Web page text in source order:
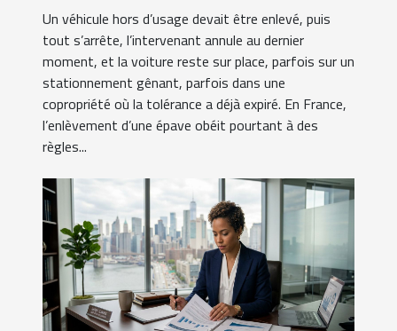
Un véhicule hors d’usage devait être enlevé, puis
tout s’arrête, l’intervenant annule au dernier
moment, et la voiture reste sur place, parfois sur un
stationnement gênant, parfois dans une
copropriété où la tolérance a déjà expiré. En France,
l’enlèvement d’une épave obéit pourtant à des
règles...